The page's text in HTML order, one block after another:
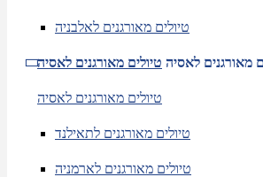
טיולים מאורגנים לאלבניה
מאורגנים לאסיה טיולים מאורגנים לאסיה
טיולים מאורגנים לאסיה
טיולים מאורגנים לתאילנד
טיולים מאורגנים לארמניה